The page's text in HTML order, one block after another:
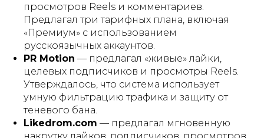
просмотров Reels и комментариев.
Предлагал три тарифных плана, включая
«Премиум» с использованием
русскоязычных аккаунтов.
PR Motion — предлагал «живые» лайки,
целевых подписчиков и просмотры Reels.
Утверждалось, что система использует
умную фильтрацию трафика и защиту от
теневого бана.
Likedrom.com — предлагал мгновенную